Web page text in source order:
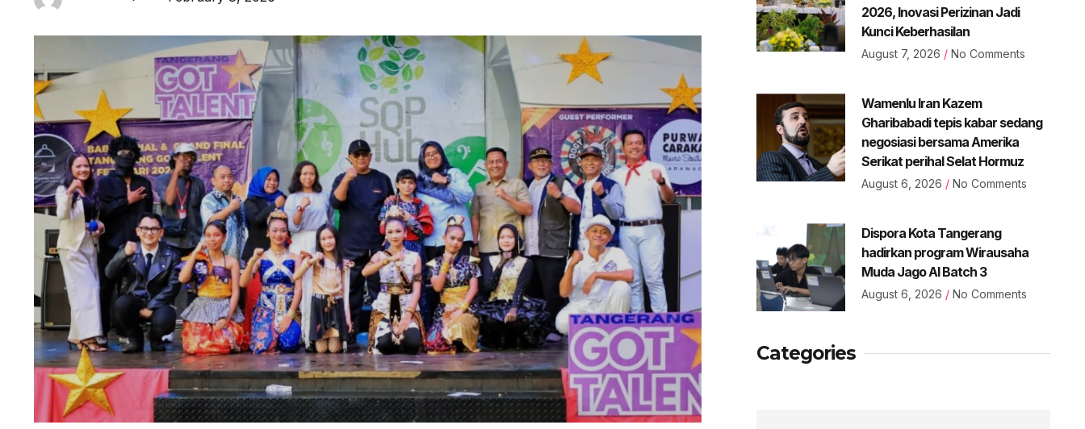
2026, Inovasi Perizinan Jadi
Kunci Keberhasilan
August 7, 2026 No Comments
Wamenlu Iran Kazem
Gharibabadi tepis kabar sedang
negosiasi bersama Amerika
Serikat perihal Selat Hormuz
August 6, 2026 No Comments
Dispora Kota Tangerang
hadirkan program Wirausaha
Muda Jago AI Batch 3
August 6, 2026 No Comments
Categories